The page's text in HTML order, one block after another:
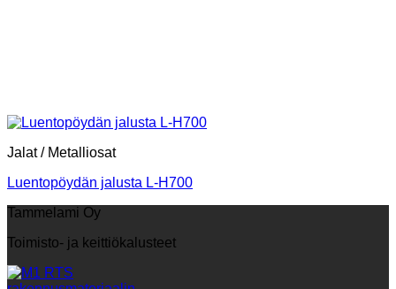
Jalat / Metalliosat
Luentopöydän jalusta L-H700
Tammelami Oy
Toimisto- ja keittiökalusteet